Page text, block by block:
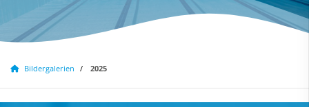
Bildergalerien 2025